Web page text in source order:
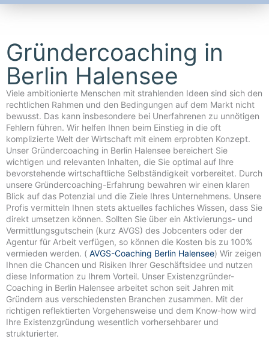
Gründercoaching in
Berlin Halensee
Viele ambitionierte Menschen mit strahlenden Ideen sind sich den
rechtlichen Rahmen und den Bedingungen auf dem Markt nicht
bewusst. Das kann insbesondere bei Unerfahrenen zu unnötigen
Fehlern führen. Wir helfen Ihnen beim Einstieg in die oft
komplizierte Welt der Wirtschaft mit einem erprobten Konzept.
Unser Gründercoaching in Berlin Halensee bereichert Sie
wichtigen und relevanten Inhalten, die Sie optimal auf Ihre
bevorstehende wirtschaftliche Selbständigkeit vorbereitet. Durch
unsere Gründercoaching-Erfahrung bewahren wir einen klaren
Blick auf das Potenzial und die Ziele Ihres Unternehmens. Unsere
Profis vermitteln Ihnen stets aktuelles fachliches Wissen, dass Sie
direkt umsetzen können. Sollten Sie über ein Aktivierungs- und
Vermittlungsgutschein (kurz AVGS) des Jobcenters oder der
Agentur für Arbeit verfügen, so können die Kosten bis zu 100%
vermieden werden. ( AVGS-Coaching Berlin Halensee) Wir zeigen
Ihnen die Chancen und Risiken Ihrer Geschäftsidee und nutzen
diese Information zu Ihrem Vorteil. Unser Existenzgründer-
Coaching in Berlin Halensee arbeitet schon seit Jahren mit
Gründern aus verschiedensten Branchen zusammen. Mit der
richtigen reflektierten Vorgehensweise und dem Know-how wird
Ihre Existenzgründung wesentlich vorhersehbarer und
strukturierter.